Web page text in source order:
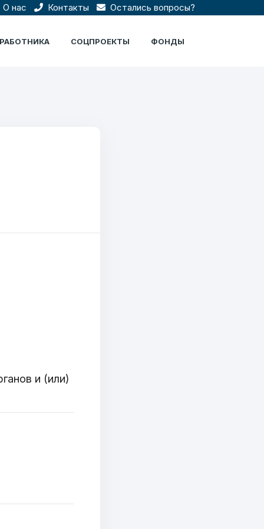
О нас Контакты Остались вопросы?
СОЦПРОЕКТЫ ФОНДЫ
и (или)